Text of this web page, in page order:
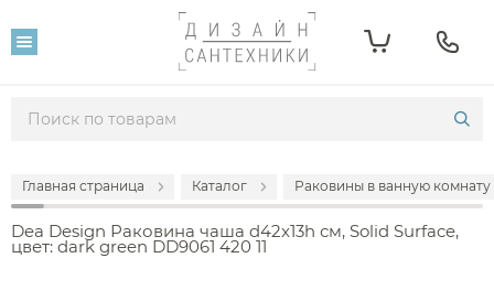
Главная страница Каталог Раковины в ванную комнату
Dea Design Раковина чаша d42x13h см, Solid Surface,
цвет: dark green DD9061 420 11